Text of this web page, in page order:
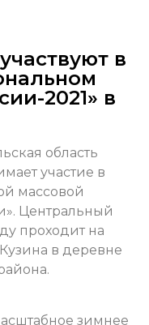
в
2021» в
область
участие в
массовой
Центральный
проходит на
в деревне
зимнее